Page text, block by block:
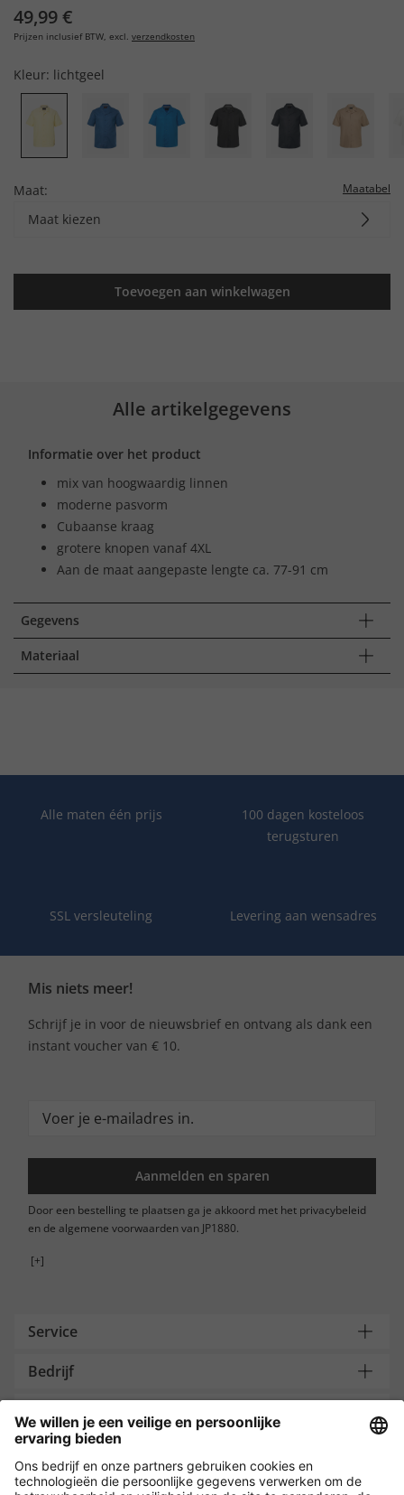
49,99 €
Prijzen inclusief BTW, excl. verzendkosten
Kleur: lichtgeel
Maat: Maatabel
Maat kiezen
Toevoegen aan winkelwagen
Alle artikelgegevens
Informatie over het product
mix van hoogwaardig linnen
moderne pasvorm
Cubaanse kraag
grotere knopen vanaf 4XL
Aan de maat aangepaste lengte ca. 77-91 cm
Gegevens
Materiaal
Alle maten één prijs
100 dagen kosteloos
terugsturen
SSL versleuteling Levering aan wensadres
Mis niets meer!
Schrijf je in voor de nieuwsbrief en ontvang als dank een
instant voucher van € 10.
Aanmelden en sparen
Door een bestelling te plaatsen ga je akkoord met het privacybeleid
en de algemene voorwaarden van JP1880.
[+]
Service
Bedrijf
Payment and Delivery